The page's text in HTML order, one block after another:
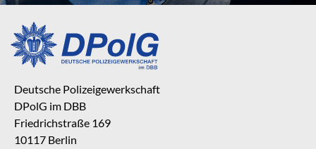
Deutsche Polizeigewerkschaft
DPolG im DBB
Friedrichstraße 169
10117 Berlin